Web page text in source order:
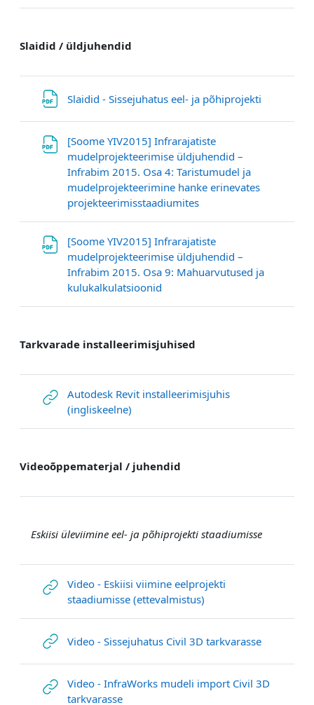
Slaidid / üldjuhendid
Slaidid - Sissejuhatus eel- ja põhiprojekti
[Soome YIV2015] Infrarajatiste
mudelprojekteerimise üldjuhendid –
Infrabim 2015. Osa 4: Taristumudel ja
mudelprojekteerimine hanke erinevates
projekteerimisstaadiumitesURL
[Soome YIV2015] Infrarajatiste
mudelprojekteerimise üldjuhendid –
Infrabim 2015. Osa 9: Mahuarvutused ja
kulukalkulatsioonid
Tarkvarade installeerimisjuhised
Autodesk Revit installeerimisjuhis
(ingliskeelne)
Videoõppematerjal / juhendid
Eskiisi üleviimine eel- ja põhiprojekti staadiumisse
Video - Eskiisi viimine eelprojekti
staadiumisse (ettevalmistus)
Video - Sissejuhatus Civil 3D tarkvarasseURL
Video - InfraWorks mudeli import Civil 3D
tarkvarasseURL